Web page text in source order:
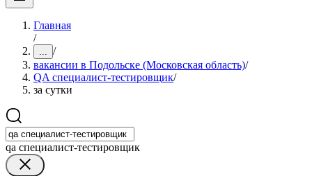
Главная
/
... /
вакансии в Подольске (Московская область)/
QA специалист-тестировщик/
за сутки
qa специалист-тестировщик